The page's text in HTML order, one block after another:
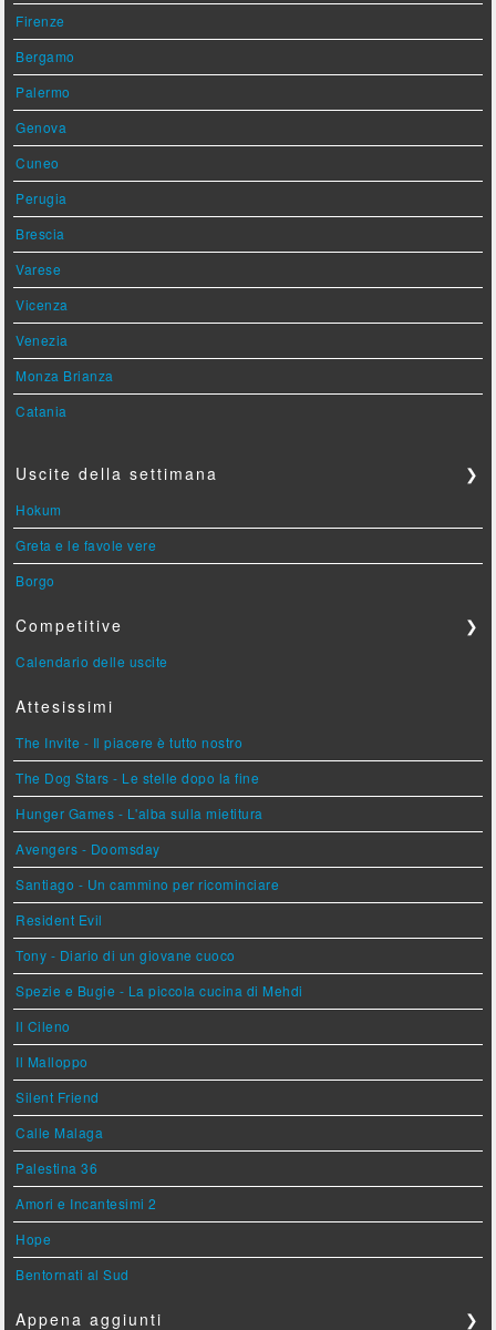
Firenze
Bergamo
Palermo
Genova
Cuneo
Perugia
Brescia
Varese
Vicenza
Venezia
Monza Brianza
Catania
Uscite della settimana ❯
Hokum
Greta e le favole vere
Borgo
Competitive ❯
Calendario delle uscite
Attesissimi
The Invite - Il piacere è tutto nostro
The Dog Stars - Le stelle dopo la fine
Hunger Games - L'alba sulla mietitura
Avengers - Doomsday
Santiago - Un cammino per ricominciare
Resident Evil
Tony - Diario di un giovane cuoco
Spezie e Bugie - La piccola cucina di Mehdi
Il Cileno
Il Malloppo
Silent Friend
Calle Malaga
Palestina 36
Amori e Incantesimi 2
Hope
Bentornati al Sud
Appena aggiunti ❯